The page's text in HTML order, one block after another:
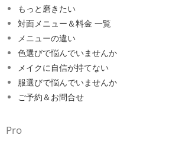
もっと磨きたい
対面メニュー＆料金 一覧
メニューの違い
色選びで悩んでいませんか
メイクに自信が持てない
服選びで悩んでいませんか
ご予約＆お問合せ
Pro